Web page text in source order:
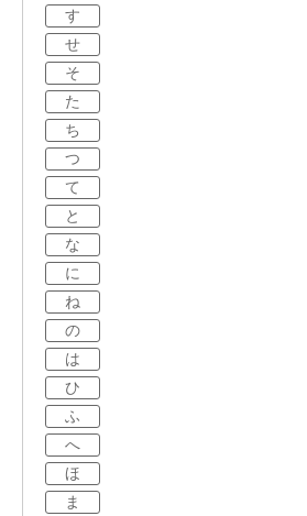
す
せ
そ
た
ち
つ
て
と
な
に
ね
の
は
ひ
ふ
へ
ほ
ま